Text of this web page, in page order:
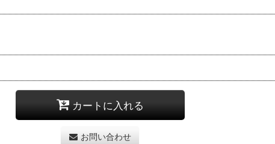
カートに入れる
お問い合わせ